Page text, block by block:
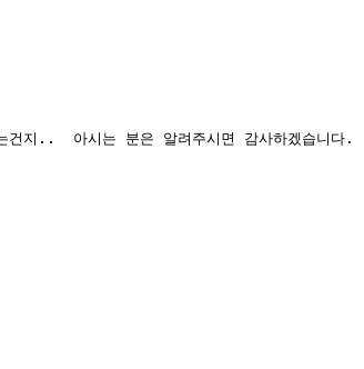
건지..  아시는 분은 알려주시면 감사하겠습니다.